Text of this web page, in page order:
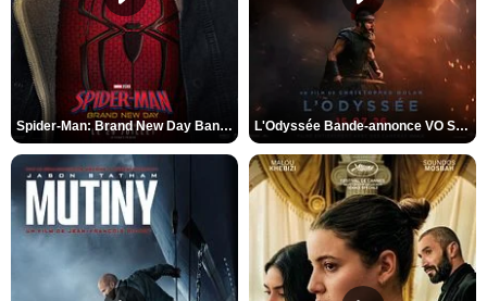
Spider-Man: Brand New Day Bande-annonce VO STFR L'Odyssée Bande-annonce VO STFR